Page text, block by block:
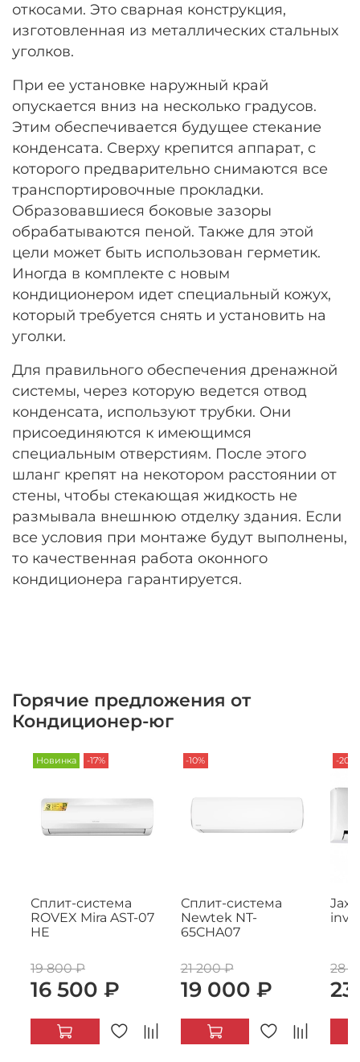
откосами. Это сварная конструкция,
изготовленная из металлических стальных
уголков.
При ее установке наружный край
опускается вниз на несколько градусов.
Этим обеспечивается будущее стекание
конденсата. Сверху крепится аппарат, с
которого предварительно снимаются все
транспортировочные прокладки.
Образовавшиеся боковые зазоры
обрабатываются пеной. Также для этой
цели может быть использован герметик.
Иногда в комплекте с новым
кондиционером идет специальный кожух,
который требуется снять и установить на
уголки.
Для правильного обеспечения дренажной
системы, через которую ведется отвод
конденсата, используют трубки. Они
присоединяются к имеющимся
специальным отверстиям. После этого
шланг крепят на некотором расстоянии от
стены, чтобы стекающая жидкость не
размывала внешнюю отделку здания. Если
все условия при монтаже будут выполнены,
то качественная работа оконного
кондиционера гарантируется.
Горячие предложения от
Кондиционер-юг
Новинка -17%
Сплит-система
ROVEX Mira AST-07
HE
19 800 ₽
16 500 ₽
-10%
Сплит-система
Newtek NT-
65CHA07
21 200 ₽
19 000 ₽
-20%
Jax
28